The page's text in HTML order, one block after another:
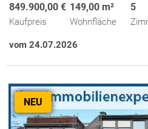
849.900,00 €
Kaufpreis
149,00 m²
Wohnfläche
5
vom 24.07.2026
NEU